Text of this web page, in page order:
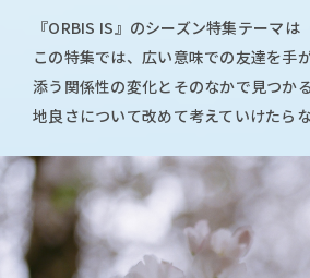
『ORBIS IS』のシーズン特集テーマは
この特集では、広い意味での友達を手
添う関係性の変化とそのなかで見つか
地良さについて改めて考えていけたら